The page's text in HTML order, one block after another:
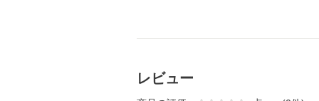
レビュー